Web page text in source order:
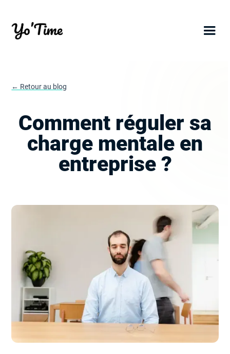
← Retour au blog
Comment réguler sa
charge mentale en
entreprise ?